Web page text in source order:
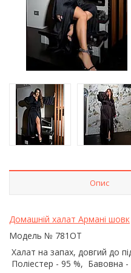
Опис
Домашній халат Армані шовк
Модель № 781ОТ
Халат на запах, довгий до
Поліестер - 95 %, Бавовна -